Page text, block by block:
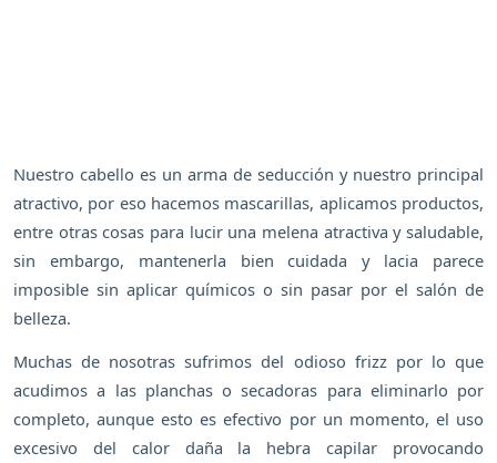
Nuestro cabello es un arma de seducción y nuestro principal
atractivo, por eso hacemos mascarillas, aplicamos productos,
entre otras cosas para lucir una melena atractiva y saludable,
sin embargo, mantenerla bien cuidada y lacia parece
imposible sin aplicar químicos o sin pasar por el salón de
belleza.
Muchas de nosotras sufrimos del odioso frizz por lo que
acudimos a las planchas o secadoras para eliminarlo por
completo, aunque esto es efectivo por un momento, el uso
excesivo del calor daña la hebra capilar provocando